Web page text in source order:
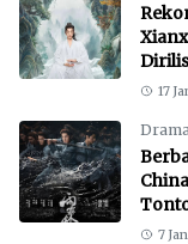
Dirilis
17
7